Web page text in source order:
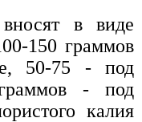
в виде
150 граммов
50-75 - под
- под
калия